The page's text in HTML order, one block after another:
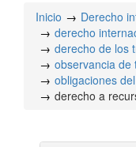
Inicio
Derecho
derecho
derecho de los
observancia de
obligaciones
derecho a